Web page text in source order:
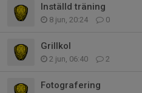
Inställd träning
8 jun, 20:24 0
Grillkol
2 jun, 06:40 2
Fotografering